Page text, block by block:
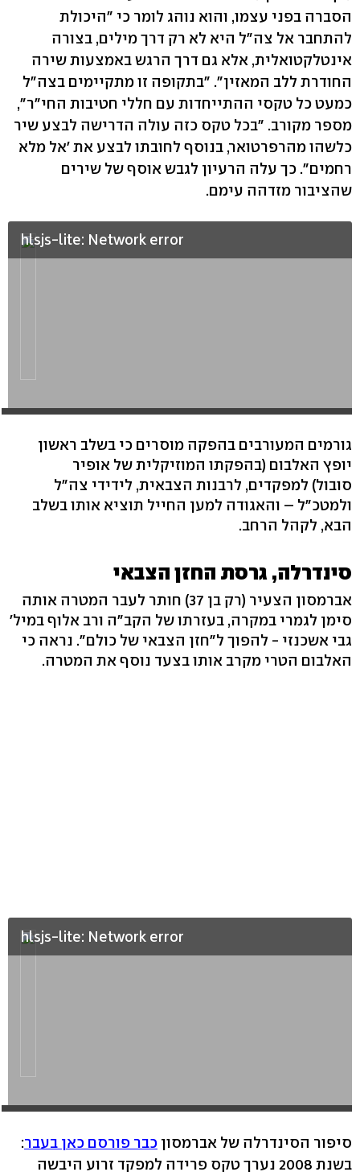
הסברה בפני עצמו, והוא נוהג לומר כי "היכולת
להתחבר אל צה"ל היא לא רק דרך מילים, בצורה
אינטלקטואלית, אלא גם דרך הרגש באמצעות שירה
החודרת ללב המאזין". "בתקופה זו מתקיימים בצה"ל
כמעט כל טקסי ההתייחדות עם חללי חטיבות החי"ר",
מספר מקורב. "בכל טקס כזה עולה הדרישה לבצע שיר
כלשהו מהרפרטואר, בנוסף לחובתו לבצע את 'אל מלא
רחמים". כך עלה הרעיון לגבש אוסף של שירים
שהציבור מזדהה עימם.
hlsjs-lite: Network error
גורמים המעורבים בהפקה מוסרים כי בשלב ראשון
יופץ האלבום (בהפקתו המוזיקלית של אופיר
סובול) למפקדים, לרבנות הצבאית, לידידי צה"ל
ולמטכ"ל – והאגודה למען החייל תוציא אותו בשלב
הבא, לקהל הרחב.
סינדרלה, גרסת החזן הצבאי
אברמסון הצעיר (רק בן 37) חותר לעבר המטרה אותה
סימן לגמרי במקרה, בעזרתו של הקב"ה ורב אלוף במיל'
גבי אשכנזי - להפוך ל"חזן הצבאי של כולם". נראה כי
האלבום הטרי מקרב אותו בצעד נוסף את המטרה.
hlsjs-lite: Network error
סיפור הסינדרלה של אברמסון כבר פורסם כאן בעבר:
בשנת 2008 נערך טקס פרידה למפקד זרוע היבשה